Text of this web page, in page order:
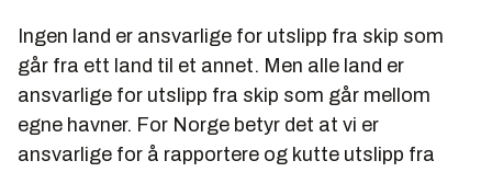
Ingen land er ansvarlige for utslipp fra skip som
går fra ett land til et annet. Men alle land er
ansvarlige for utslipp fra skip som går mellom
egne havner. For Norge betyr det at vi er
ansvarlige for å rapportere og kutte utslipp fra